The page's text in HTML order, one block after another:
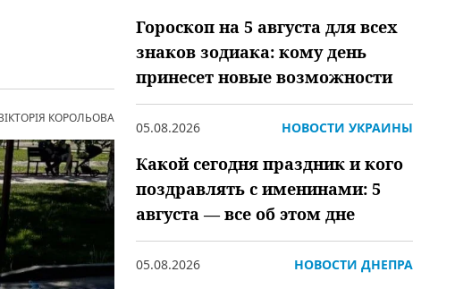
КОРОЛЬОВА
Гороскоп на 5 августа для всех
знаков зодиака: кому день
принесет новые возможности
05.08.2026 НОВОСТИ УКРАИНЫ
Какой сегодня праздник и кого
поздравлять с именинами: 5
августа — все об этом дне
05.08.2026 НОВОСТИ ДНЕПРА